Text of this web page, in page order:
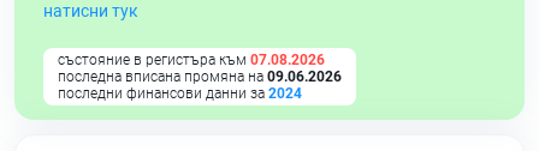
натисни тук
състояние в регистъра към 07.08.2026
последна вписана промяна на 09.06.2026
последни финансови данни за 2024